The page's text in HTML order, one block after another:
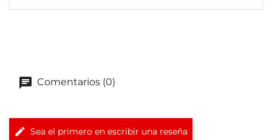
Comentarios (0)
Sea el primero en escribir una reseña